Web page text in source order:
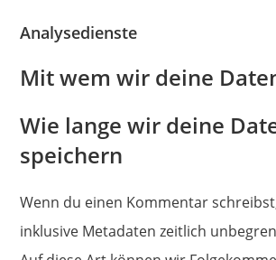
Analysedienste
Mit wem wir deine
Wie lange wir deine
speichern
Wenn du einen Kommentar
inklusive Metadaten zeitlich